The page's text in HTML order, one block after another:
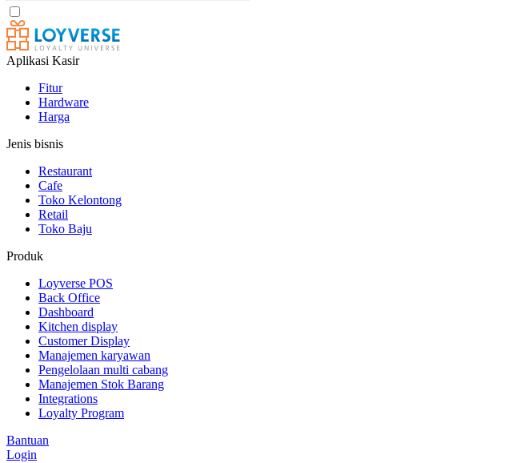
Aplikasi Kasir
Fitur
Hardware
Harga
Jenis bisnis
Restaurant
Cafe
Toko Kelontong
Retail
Toko Baju
Produk
Loyverse POS
Back Office
Dashboard
Kitchen display
Customer Display
Manajemen karyawan
Pengelolaan multi cabang
Manajemen Stok Barang
Integrations
Loyalty Program
Bantuan
Login